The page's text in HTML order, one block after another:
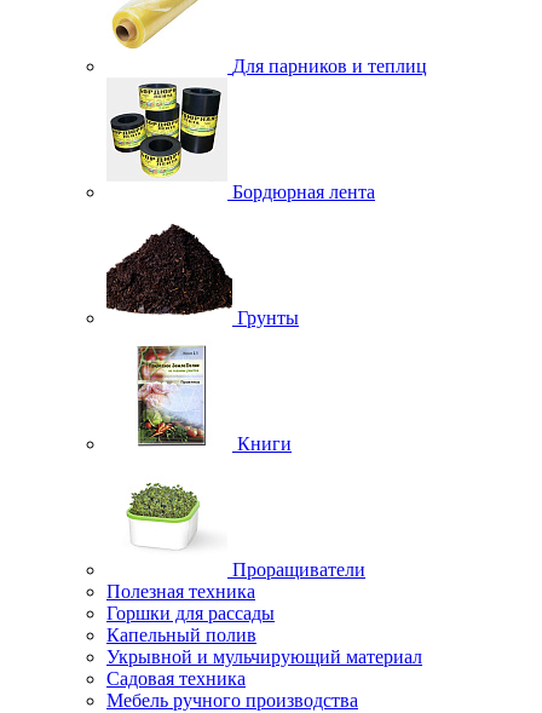
Для парников и теплиц
Бордюрная лента
Грунты
Книги
Проращиватели
Полезная техника
Горшки для рассады
Капельный полив
Укрывной и мульчирующий материал
Садовая техника
Мебель ручного производства